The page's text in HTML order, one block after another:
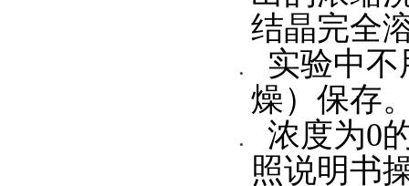
结晶完全
实验中
燥）保存
浓度为0
照说明书